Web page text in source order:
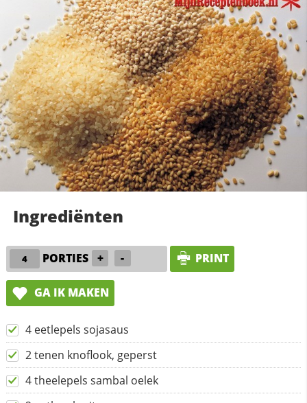
Ingrediënten
PORTIES + - PRINT
GA IK MAKEN
4 eetlepels sojasaus
2 tenen knoflook, geperst
4 theelepels sambal oelek